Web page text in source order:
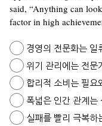
said, “Anything can
factor in high
경영의 전문화는 일
위기 관리에는 전문
합리적 소비는 필요
폭넓은 인간 관계는
실패를 빨리 극복하